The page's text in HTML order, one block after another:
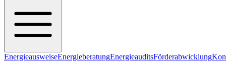
EnergieausweiseEnergieberatungEnergieauditsFörderabwicklung